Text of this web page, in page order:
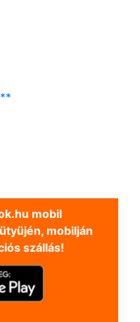
mobil
mobilján
szállás!